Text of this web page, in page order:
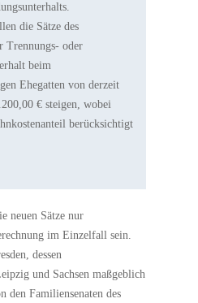
die Sätze des
Trennungs- oder
beim
Ehegatten von derzeit
€ steigen, wobei
berücksichtigt
neuen Sätze nur
im Einzelfall sein.
dessen
und Sachsen maßgeblich
den Familiensenaten des